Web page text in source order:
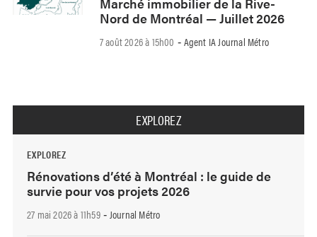
Nord de Montréal — Juillet 2026
7 août 2026 à 15h00 - Agent IA Journal Métro
EXPLOREZ
EXPLOREZ
Rénovations d’été à Montréal : le guide de
survie pour vos projets 2026
27 mai 2026 à 11h59- Journal Métro